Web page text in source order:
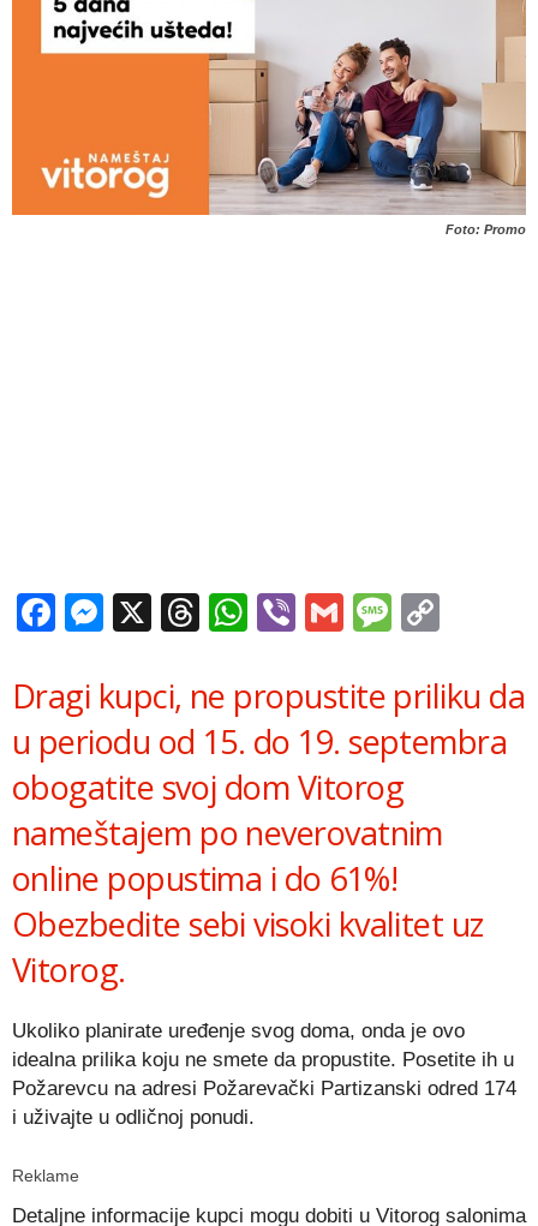
Foto: Promo
Facebook
Messenger
X Threads
WhatsApp
ViberGmail
Dragi kupci, ne propustite priliku da
u periodu od 15. do 19. septembra
obogatite svoj dom Vitorog
nameštajem po neverovatnim
online popustima i do 61%!
Obezbedite sebi visoki kvalitet uz
Vitorog.
Ukoliko planirate uređenje svog doma, onda je ovo
idealna prilika koju ne smete da propustite. Posetite ih u
Požarevcu na adresi Požarevački Partizanski odred 174
i uživajte u odličnoj ponudi.
Reklame
Detaljne informacije kupci mogu dobiti u Vitorog salonima